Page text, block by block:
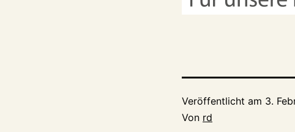
Veröffentlicht am 3.
Von rd